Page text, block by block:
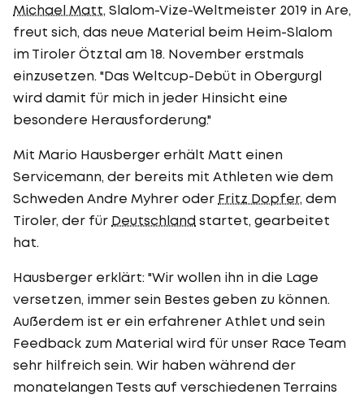
Michael Matt, Slalom-Vize-Weltmeister 2019 in Are,
freut sich, das neue Material beim Heim-Slalom
im Tiroler Ötztal am 18. November erstmals
einzusetzen. "Das Weltcup-Debüt in Obergurgl
wird damit für mich in jeder Hinsicht eine
besondere Herausforderung."
Mit Mario Hausberger erhält Matt einen
Servicemann, der bereits mit Athleten wie dem
Schweden Andre Myhrer oder Fritz Dopfer, dem
Tiroler, der für Deutschland startet, gearbeitet
hat.
Hausberger erklärt: "Wir wollen ihn in die Lage
versetzen, immer sein Bestes geben zu können.
Außerdem ist er ein erfahrener Athlet und sein
Feedback zum Material wird für unser Race Team
sehr hilfreich sein. Wir haben während der
monatelangen Tests auf verschiedenen Terrains